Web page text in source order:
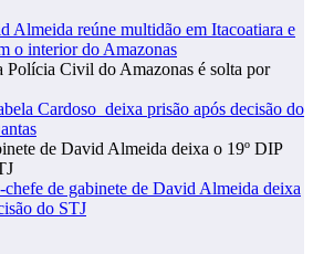
Almeida reúne multidão em Itacoatiara e
o interior do Amazonas
Cardoso deixa prisão após decisão do
chefe de gabinete de David Almeida deixa
do STJ